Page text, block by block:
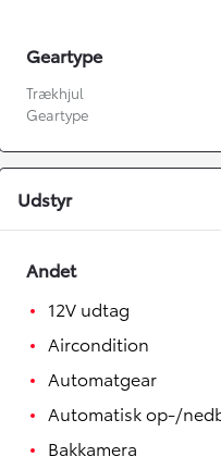
Geartype
Trækhjul
Geartype
Udstyr
Andet
12V udtag
Aircondition
Automatgear
Automatisk op-/
Bakkamera